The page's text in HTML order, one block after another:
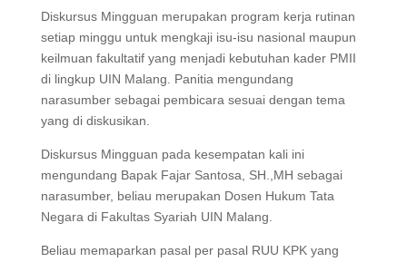
Diskursus Mingguan merupakan program kerja rutinan
setiap minggu untuk mengkaji isu-isu nasional maupun
keilmuan fakultatif yang menjadi kebutuhan kader PMII
di lingkup UIN Malang. Panitia mengundang
narasumber sebagai pembicara sesuai dengan tema
yang di diskusikan.
Diskursus Mingguan pada kesempatan kali ini
mengundang Bapak Fajar Santosa, SH.,MH sebagai
narasumber, beliau merupakan Dosen Hukum Tata
Negara di Fakultas Syariah UIN Malang.
Beliau memaparkan pasal per pasal RUU KPK yang